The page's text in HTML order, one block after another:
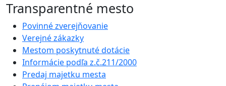
Transparentné mesto
Povinné zverejňovanie
Verejné zákazky
Mestom poskytnuté dotácie
Informácie podľa z.č.211/2000
Predaj majetku mesta